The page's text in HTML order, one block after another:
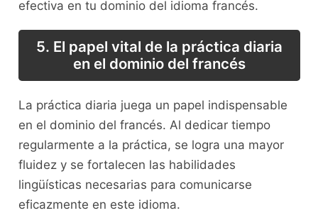
‌efectiva en tu⁣ dominio del idioma​ francés.
5. El papel ‌vital de⁢ la práctica diaria
en el dominio⁤ del⁢ francés
La práctica diaria ​juega un​ papel indispensable
en el dominio del‍ francés. Al dedicar tiempo
⁣regularmente a la práctica, se logra una mayor
fluidez‍ y se fortalecen las habilidades
lingüísticas necesarias para comunicarse
eficazmente en este idioma.